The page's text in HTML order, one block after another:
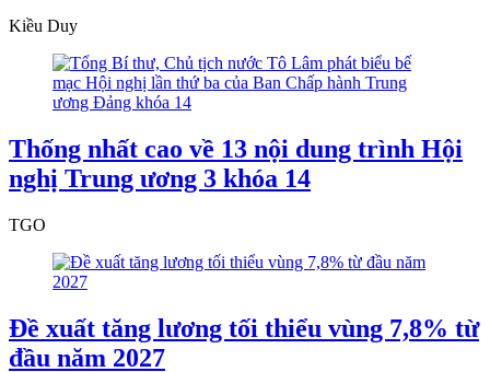
Kiều Duy
Thống nhất cao về 13 nội dung trình Hội
nghị Trung ương 3 khóa 14
TGO
Đề xuất tăng lương tối thiểu vùng 7,8% từ
đầu năm 2027